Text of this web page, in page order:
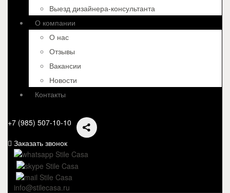
Выезд дизайнера-консультанта
О компании
О нас
Отзывы
Вакансии
Новости
Контакты
+7 (985) 507-10-10
Заказать звонок
info@stilecasa.ru